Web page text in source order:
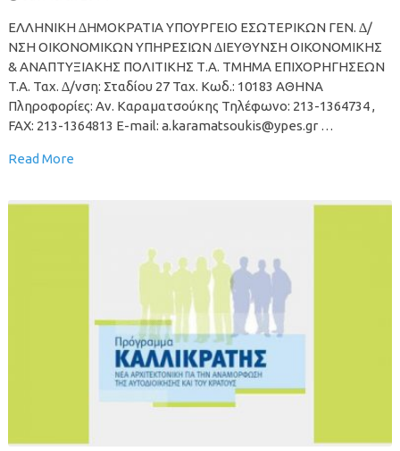
ΕΛΛΗΝΙΚΗ ∆ΗΜΟΚΡΑΤΙΑ ΥΠΟΥΡΓΕΙΟ ΕΣΩΤΕΡΙΚΩΝ ΓΕΝ. ∆/
ΝΣΗ ΟΙΚΟΝΟΜΙΚΩΝ ΥΠΗΡΕΣΙΩΝ ∆ΙΕΥΘΥΝΣΗ ΟΙΚΟΝΟΜΙΚΗΣ
& ΑΝΑΠΤΥΞΙΑΚΗΣ ΠΟΛΙΤΙΚΗΣ Τ.A. ΤΜΗΜΑ ΕΠΙΧΟΡΗΓΗΣΕΩΝ
T.A. Ταχ. ∆/νση: Σταδίου 27 Ταχ. Κωδ.: 10183 ΑΘΗΝΑ
Πληροφορίες: Αν. Καραµατσούκης Τηλέφωνο: 213-1364734 ,
FAX: 213-1364813 E-mail: a.karamatsoukis@ypes.gr …
Read More